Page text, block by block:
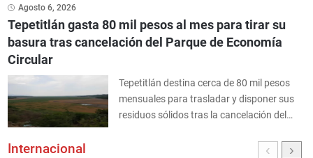
Agosto 6, 2026
Tepetitlán gasta 80 mil pesos al mes para tirar su
basura tras cancelación del Parque de Economía
Circular
Tepetitlán destina cerca de 80 mil pesos
mensuales para trasladar y disponer sus
residuos sólidos tras la cancelación del
informó la alcaldesa Ana Elsa Castillo Cea.
Internacional ‹ ›